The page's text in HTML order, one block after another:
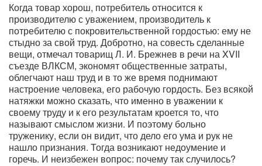
Когда товар хорош, потребитель относится к
производителю с уважением, производитель к
потребителю с покровительственной гордостью: ему не
стыдно за свой труд. Добротно, на совесть сделанные
вещи, отмечал товарищ Л. И. Брежнев в речи на XVII
съезде ВЛКСМ, экономят общественные затраты,
облегчают наш труд и в то же время поднимают
настроение человека, его рабочую гордость. Без всякой
натяжки можно сказать, что именно в уважении к
своему труду и к его результатам кроется то, что
называют смыслом жизни. И поэтому больно
труженику, если он видит, что дело его ума и рук не
нашло признания. Тогда возникают недоумение и
горечь. И неизбежен вопрос: почему так случилось?